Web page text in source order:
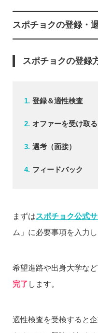
スポチョクの登録・
スポチョクの登録
登録＆適性検査
オファーを受け取る
選考（面接）
フィードバック
まずはスポチョク公式サ
ム」に必要事項を入力し
希望進路や出身大学など
完了 します。
適性検査を受検すると